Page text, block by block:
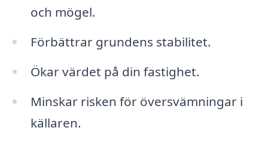
och mögel.
Förbättrar grundens stabilitet.
Ökar värdet på din fastighet.
Minskar risken för översvämningar i
källaren.